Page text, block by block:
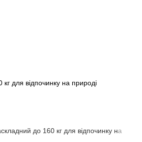
для відпочинку на природі